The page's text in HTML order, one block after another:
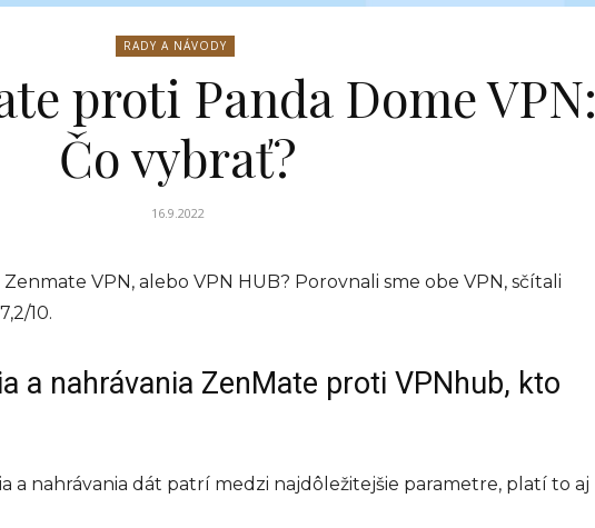
RADY A NÁVODY
proti Panda Dome VPN:
Čo vybrať?
16.9.2022
VPN, alebo VPN HUB? Porovnali sme obe VPN, sčítali
10.
a nahrávania ZenMate proti VPNhub, kto
a nahrávania dát patrí medzi najdôležitejšie parametre, platí to aj